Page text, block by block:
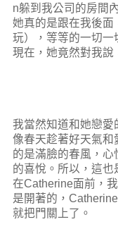
n躲到我公司的房間
她真的是跟在我後面
玩），等等的一切一
現在，她竟然對我說
我當然知道和她戀愛
像春天趁著好天氣和
的是滿臉的春風，心
的喜悅。所以，這也
在Catherine面前，
是開著的，
就把門關上了。